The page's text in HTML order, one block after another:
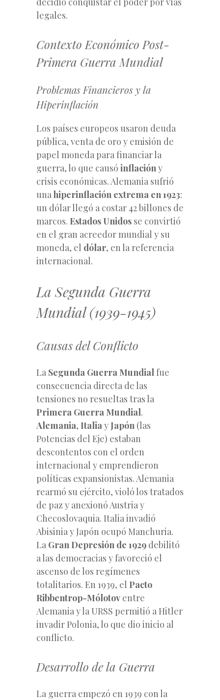
legales.
Contexto Económico Post-
Primera Guerra Mundial
Problemas Financieros y la
Hiperinflación
Los países europeos usaron deuda
pública, venta de oro y emisión de
papel moneda para financiar la
guerra, lo que causó inflacióny
crisis económicas. Alemania sufrió
unahiperinflación extrema en 1923:
un dólar llegó a costar 42 billones de
marcos. Estados Unidos se convirtió
en el gran acreedor mundial y su
moneda, el dólar, en la referencia
internacional.
La Segunda Guerra
Mundial (1939-1945)
Causas del Conflicto
La Segunda Guerra Mundialfue
consecuencia directa de las
tensiones no resueltas tras la
Primera Guerra Mundial.
Alemania, Italiay Japón (las
Potencias del Eje) estaban
descontentos con el orden
internacional y emprendieron
políticas expansionistas. Alemania
rearmó su ejército, violó los tratados
de paz y anexionó Austria y
Checoslovaquia. Italia invadió
Abisinia y Japón ocupó Manchuria.
La Gran Depresión de 1929 debilitó
a las democracias y favoreció el
ascenso de los regímenes
totalitarios. En 1939, el Pacto
Ribbentrop-Mólotov entre
Alemania y la URSS permitió a Hitler
invadir Polonia, lo que dio inicio al
conflicto.
Desarrollo de la Guerra
La guerra empezó en 1939 con la